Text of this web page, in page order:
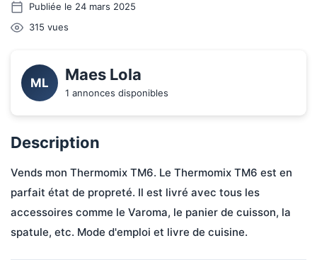
Publiée le 24 mars 2025
315 vues
ML Maes Lola
1 annonces disponibles
Description
Vends mon Thermomix TM6. Le Thermomix TM6 est en
parfait état de propreté. Il est livré avec tous les
accessoires comme le Varoma, le panier de cuisson, la
spatule, etc. Mode d'emploi et livre de cuisine.